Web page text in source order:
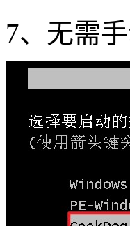
7、无需